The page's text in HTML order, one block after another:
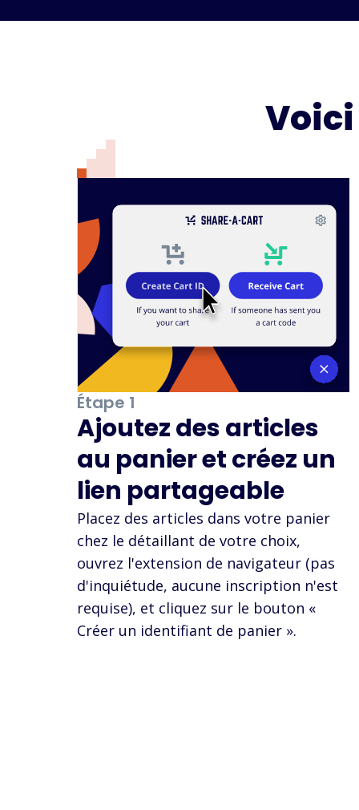
Étape 1
Ajoutez des articles
au panier et créez un
lien partageable
Placez des articles dans votre panier
chez le détaillant de votre choix,
ouvrez l'extension de navigateur (pas
d'inquiétude, aucune inscription n'est
requise), et cliquez sur le bouton «
Créer un identifiant de panier ».